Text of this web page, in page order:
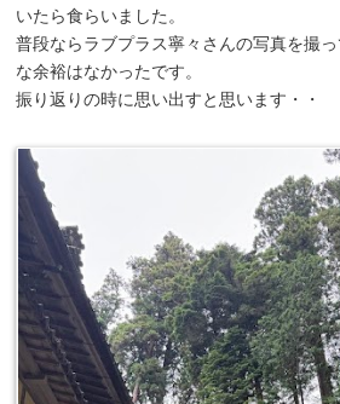
いたら食らいました。
普段ならラブプラス寧々さんの写真を撮
な余裕はなかったです。
振り返りの時に思い出すと思います・・